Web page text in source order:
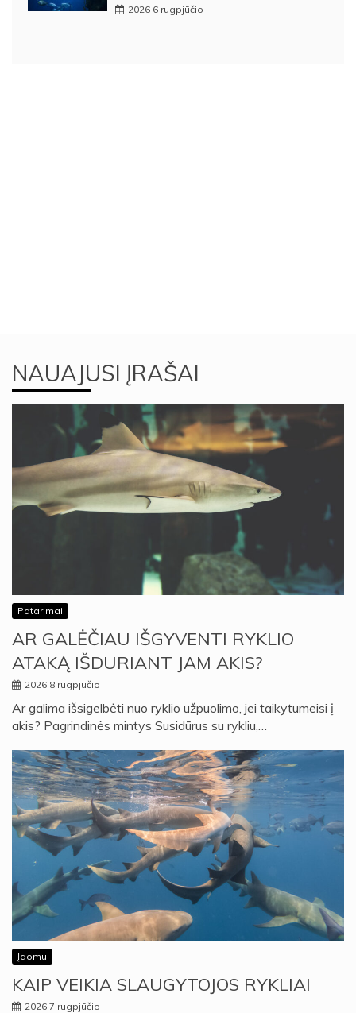
2026 6 rugpjūčio
NAUAJUSI ĮRAŠAI
Patarimai
AR GALĖČIAU IŠGYVENTI RYKLIO
ATAKĄ IŠDURIANT JAM AKIS?
2026 8 rugpjūčio
Ar galima išsigelbėti nuo ryklio užpuolimo, jei taikytumeisi į
akis? Pagrindinės mintys Susidūrus su rykliu,…
Įdomu
KAIP VEIKIA SLAUGYTOJOS RYKLIAI
2026 7 rugpjūčio